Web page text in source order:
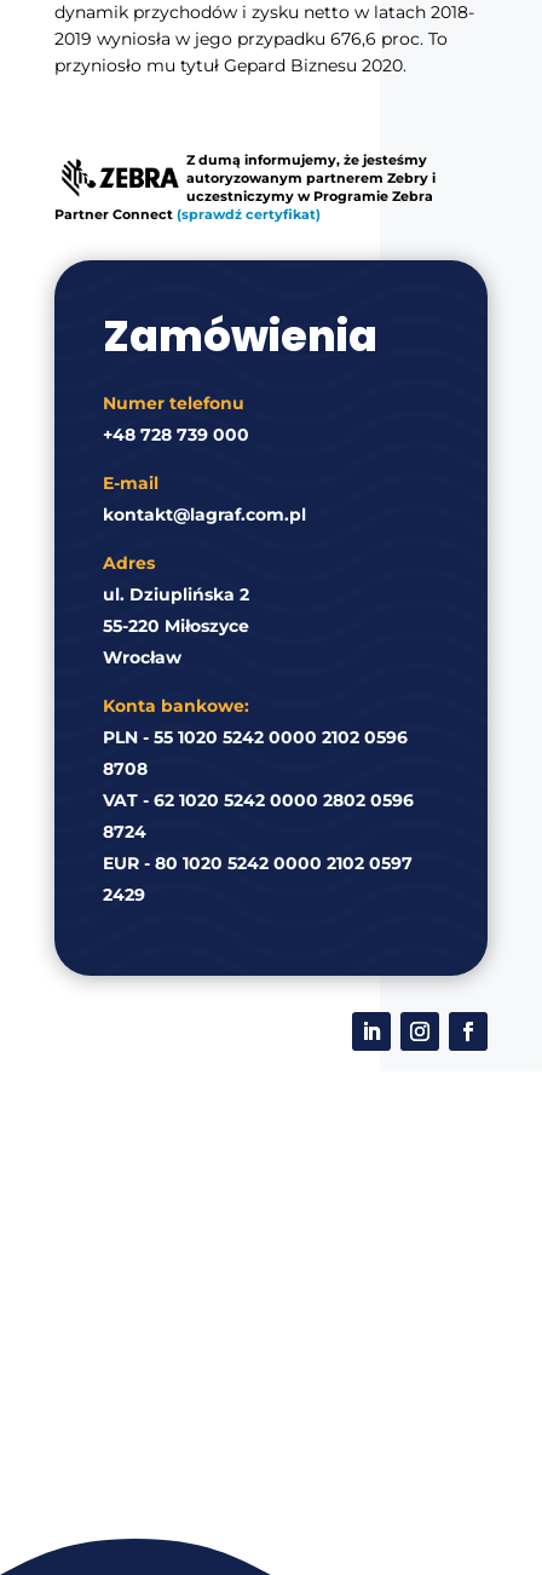
dynamik przychodów i zysku netto w latach 2018-
2019 wyniosła w jego przypadku 676,6 proc. To
przyniosło mu tytuł Gepard Biznesu 2020.
Z dumą informujemy, że jesteśmy
autoryzowanym partnerem Zebry i
uczestniczymy w Programie Zebra
Partner Connect (sprawdź certyfikat)
Zamówienia
Numer telefonu
+48 728 739 000
E-mail
kontakt@lagraf.com.pl
Adres
ul. Dziuplińska 2
55-220 Miłoszyce
Wrocław
Konta bankowe:
PLN - 55 1020 5242 0000 2102 0596
8708
VAT - 62 1020 5242 0000 2802 0596
8724
EUR - 80 1020 5242 0000 2102 0597
2429